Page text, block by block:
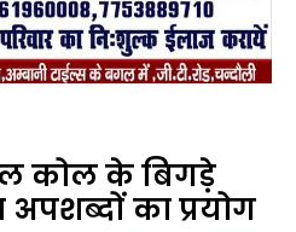
कोल के बिगड़े
का प्रयोग